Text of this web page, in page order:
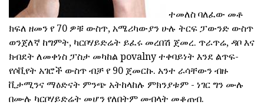
ተመለስ ባለፈው መቶ
ክፍለ ዘመን የ 70 ዎቹ ውስጥ, አሜሪካውያን ሁሉ ትርፍ ፓውንድ ውስጥ
ወንጀለኛ ከግምት, ካርቦሃይድሬት ይፈሩ መረበሽ ጀመረ. ጥራጥሬ, ዳቦ እና
ክብደት ለመቀነስ ፓስታ መካከል povalny ተቀባይነት እንደ ልጥፍ-
የሶቪየት አገሮች ውስጥ ብቻ የ 90 ጀመርኩ. አንተ ራሳቸውን ብዙ
ቪታሚንና ማዕድናት ምንጭ አትከላከሉ ምክንያቱም - ነገር ግን ሙሉ
በሙሉ ካርቦሃይድሬት መሆን የለበትም መብላት መቆጠብ.